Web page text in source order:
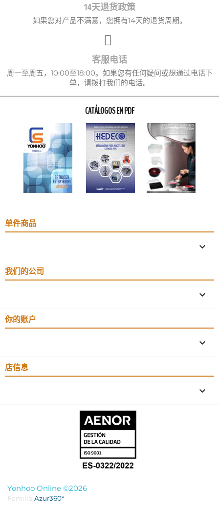
14天退货政策
如果您对产品不满意，您拥有14天的退货周期。
客服电话
周一至周五，10:00至18:00。如果您有任何疑问或想通过电话下
单，请拨打我们的电话。
CATÁLOGOS EN PDF
单件商品

我们的公司

你的账户

店信息
keyboard_arrow_down
Yonhoo Online ©2026
Familia Azur360º